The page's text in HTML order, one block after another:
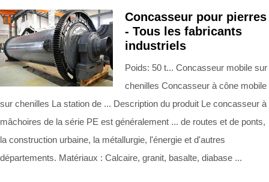
Concasseur pour pierres
- Tous les fabricants
industriels
Poids: 50 t... Concasseur mobile sur
chenilles Concasseur à cône mobile
sur chenilles La station de ... Description du produit Le concasseur à
mâchoires de la série PE est généralement ... de routes et de ponts,
la construction urbaine, la métallurgie, l'énergie et d'autres
départements. Matériaux : Calcaire, granit, basalte, diabase ...